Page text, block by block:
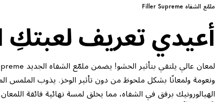
ملمّع الشفاه Filler Supreme
أعيدي تعريف لعبتكِ
ونعومة ولمعانًا بشكل ملحوظ من دون تأثير الوخز. يذوب الملمس
الهيالورونيك برفق في الشفاه، مما يخلق لمسة نهائية فائقة